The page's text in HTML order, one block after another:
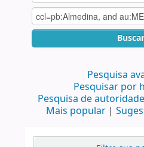
Buscar
Pesquisa
Pesquisar por
Pesquisa de autoridade
Mais popular